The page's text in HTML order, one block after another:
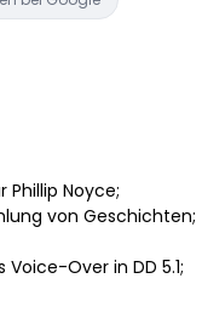
Noyce;
von Geschichten;
Over in DD 5.1;